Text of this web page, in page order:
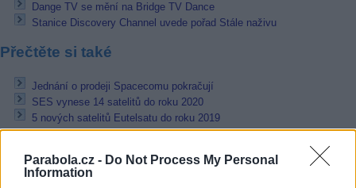
Parabola.cz - Do Not Process My Personal
Information
Dange TV se mění na Bridge TV Dance
Stanice Discovery Channel uvede pořad Stále naživu
Přečtěte si také
Jednání o prodeji Spacecomu pokračují
SES vynese 14 satelitů do roku 2020
5 nových satelitů Eutelsatu do roku 2019
Pracovní nabídky